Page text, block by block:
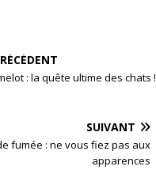
: la quête ultime des chats !
SUIVANT
fumée : ne vous fiez pas aux
apparences